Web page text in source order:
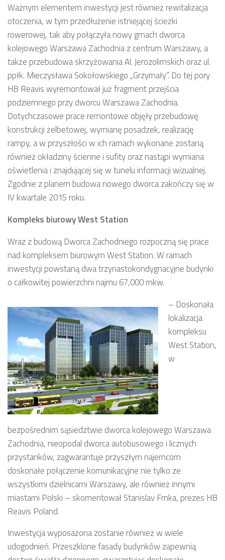
Ważnym elementem inwestycji jest również rewitalizacja
otoczenia, w tym przedłużenie istniejącej ścieżki
rowerowej, tak aby połączyła nowy gmach dworca
kolejowego Warszawa Zachodnia z centrum Warszawy, a
także przebudowa skrzyżowania Al. Jerozolimskich oraz ul.
ppłk. Mieczysława Sokołowskiego „Grzymały”. Do tej pory
HB Reavis wyremontował już fragment przejścia
podziemnego przy dworcu Warszawa Zachodnia.
Dotychczasowe prace remontowe objęły przebudowę
konstrukcji żelbetowej, wymianę posadzek, realizację
rampy, a w przyszłości w ich ramach wykonane zostaną
również okładziny ścienne i sufity oraz nastąpi wymiana
oświetlenia i znajdującej się w tunelu informacji wizualnej.
Zgodnie z planem budowa nowego dworca zakończy się w
IV kwartale 2015 roku.
Kompleks biurowy West Station
Wraz z budową Dworca Zachodniego rozpoczną się prace
nad kompleksem biurowym West Station. W ramach
inwestycji powstaną dwa trzynastokondygnacyjne budynki
o całkowitej powierzchni najmu 67,000 mkw.
– Doskonała
lokalizacja
kompleksu
West Station,
w
bezpośrednim sąsiedztwie dworca kolejowego Warszawa
Zachodnia, nieopodal dworca autobusowego i licznych
przystanków, zagwarantuje przyszłym najemcom
doskonałe połączenie komunikacyjne nie tylko ze
wszystkimi dzielnicami Warszawy, ale również innymi
miastami Polski – skomentował Stanislav Frnka, prezes HB
Reavis Poland.
Inwestycja wyposażona zostanie również w wiele
udogodnień. Przeszklone fasady budynków zapewnią